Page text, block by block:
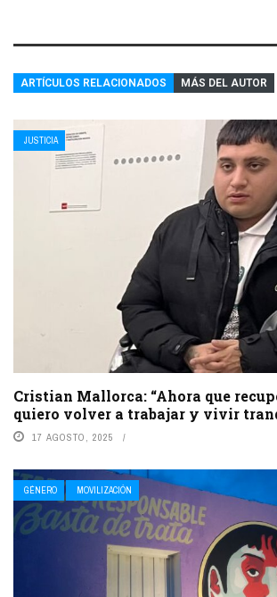
ARTÍCULOS RELACIONADOS MÁS DEL AUTOR
JUSTICIA
Cristian Mallorca: “Ahora que
quiero volver a trabajar y vivir
17 AGOSTO, 2025
GÉNERO MOVILIZACIÓN